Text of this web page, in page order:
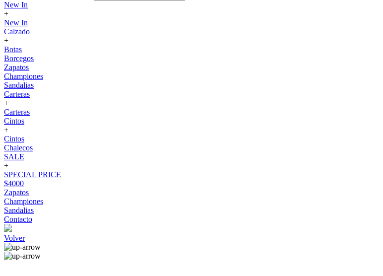
New In
+
New In
Calzado
+
Botas
Borcegos
Zapatos
Championes
Sandalias
Carteras
+
Carteras
Cintos
+
Cintos
Chalecos
SALE
+
SPECIAL PRICE
$4000
Zapatos
Championes
Sandalias
Contacto
Volver